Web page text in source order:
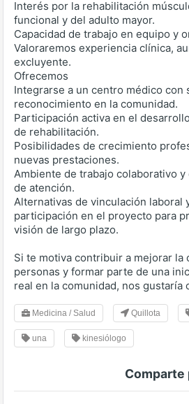
Interés por la rehabilitación
funcional y del adulto mayor.
Capacidad de trabajo en equipo y
Valoraremos experiencia clínica,
excluyente.
Ofrecemos
Integrarse a un centro médico con
reconocimiento en la comunidad.
Participación activa en el
de rehabilitación.
Posibilidades de crecimiento
nuevas prestaciones.
Ambiente de trabajo colaborativo y
de atención.
Alternativas de vinculación laboral
participación en el proyecto para
visión de largo plazo.
Si te motiva contribuir a mejorar la
personas y formar parte de una
real en la comunidad, nos gustaría
Medicina / Salud Quillota
una kinesiólogo
Comparte